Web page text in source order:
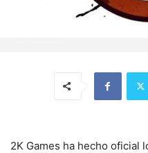
2K Games ha hecho oficial